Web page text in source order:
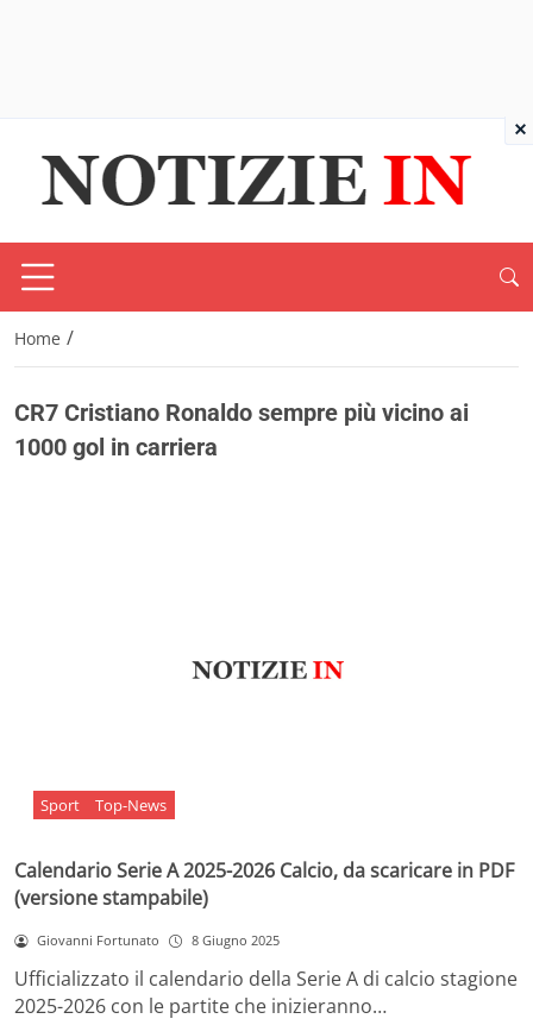
Home /
CR7 Cristiano Ronaldo sempre più vicino ai
1000 gol in carriera
Sport Top-News
Calendario Serie A 2025-2026 Calcio, da scaricare in PDF
(versione stampabile)
Giovanni Fortunato 8 Giugno 2025
Ufficializzato il calendario della Serie A di calcio stagione
2025-2026 con le partite che inizieranno…
×